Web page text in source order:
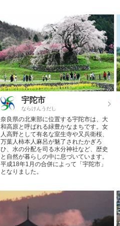
宇陀市
ならけんうだし
奈良県の北東部に位置する宇陀市は、大
和高原と呼ばれる緑豊かなまちです。女
人高野として有名な室生寺や又兵衛桜、
万葉人柿本人麻呂が魅了されたかぎろ
ひ、水の分配を司る水分神社など、歴史
と自然が暮らしの中に息づいています。
平成18年1月の合併によって「宇陀市」
となりました。